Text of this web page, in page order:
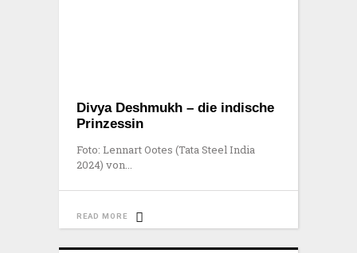
Divya Deshmukh – die indische
Prinzessin
Foto: Lennart Ootes (Tata Steel India
2024) von
READ MORE